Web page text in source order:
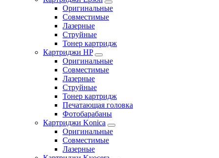
Оригинальные
Совместимые
Лазерные
Струйные
Тонер картридж
Картриджи HP
Оригинальные
Совместимые
Лазерные
Струйные
Тонер картридж
Печатающая головка
Фотобарабаны
Картриджи Konica
Оригинальные
Совместимые
Лазерные